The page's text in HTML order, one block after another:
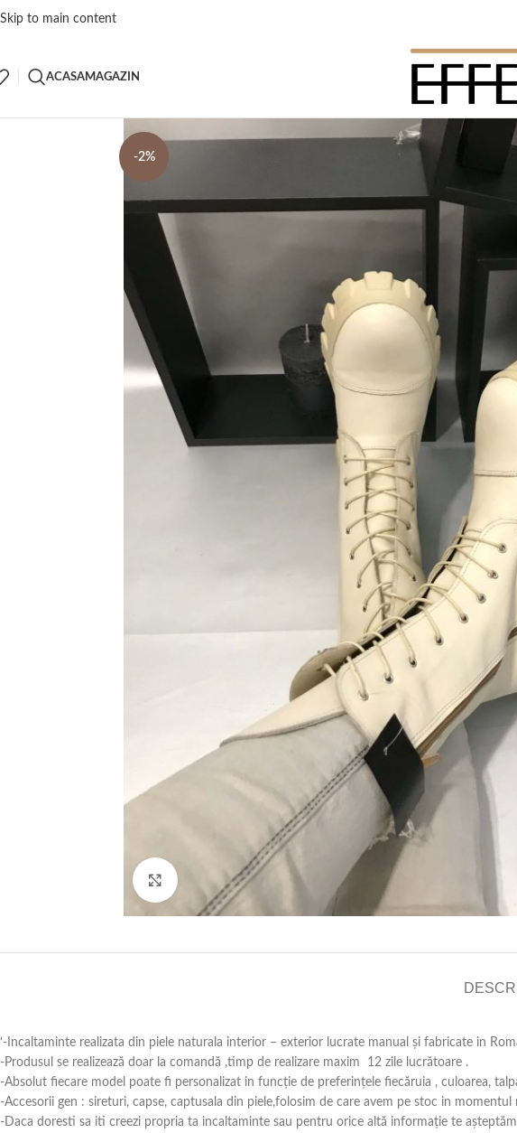
Skip to main content
ACASAMAGAZIN
-2%
Click to enlarge
‘-Incaltaminte realizata din piele naturala interior – exterior lucrate manual și fabricate in
-Produsul se realizează doar la comandă ,timp de realizare maxim 12 zile lucrătoare .
-Absolut fiecare model poate fi personalizat in funcție de preferințele fiecăruia , culoarea,
-Accesorii gen : sireturi, capse, captusala din piele,folosim de care avem pe stoc in momentul
-Daca doresti sa iti creezi propria ta incaltaminte sau pentru orice altă informație te